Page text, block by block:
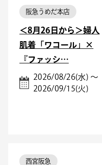
阪急うめだ本店
＜8月26日から＞婦人
肌着「ワコール」×
『ファッシ…
2026/08/26(水) ～
2026/09/15(火)
西宮阪急